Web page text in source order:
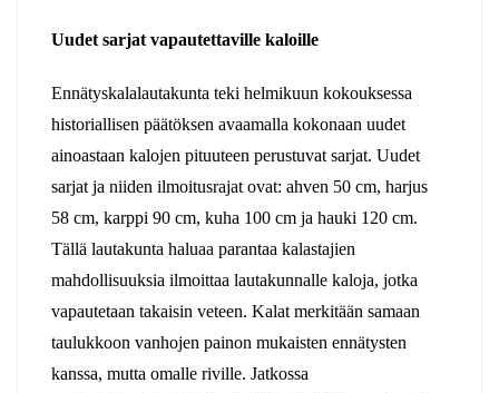
Uudet sarjat vapautettaville kaloille
Ennätyskalalautakunta teki helmikuun kokouksessa
historiallisen päätöksen avaamalla kokonaan uudet
ainoastaan kalojen pituuteen perustuvat sarjat. Uudet
sarjat ja niiden ilmoitusrajat ovat: ahven 50 cm, harjus
58 cm, karppi 90 cm, kuha 100 cm ja hauki 120 cm.
Tällä lautakunta haluaa parantaa kalastajien
mahdollisuuksia ilmoittaa lautakunnalle kaloja, jotka
vapautetaan takaisin veteen. Kalat merkitään samaan
taulukkoon vanhojen painon mukaisten ennätysten
kanssa, mutta omalle riville. Jatkossa